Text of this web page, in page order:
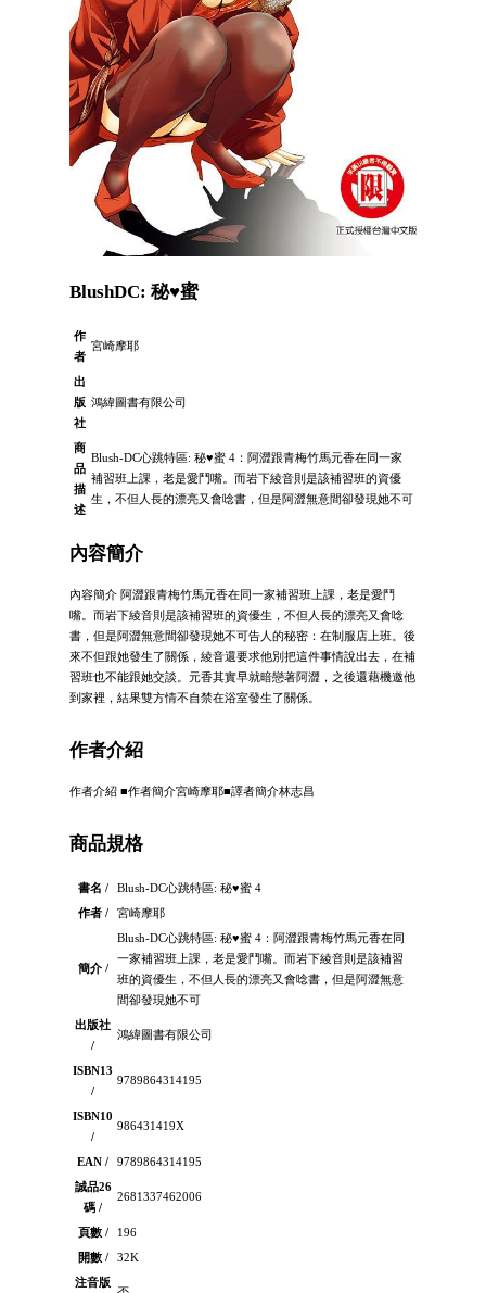
BlushDC: 秘♥蜜
作
者
宮崎摩耶
出
版
社
鴻緯圖書有限公司
商
品
描
述
Blush-DC心跳特區: 秘♥蜜 4：阿澀跟青梅竹馬元香在同一家
補習班上課，老是愛鬥嘴。而岩下綾音則是該補習班的資優
生，不但人長的漂亮又會唸書，但是阿澀無意間卻發現她不可
內容簡介
內容簡介 阿澀跟青梅竹馬元香在同一家補習班上課，老是愛鬥
嘴。而岩下綾音則是該補習班的資優生，不但人長的漂亮又會唸
書，但是阿澀無意間卻發現她不可告人的秘密：在制服店上班。後
來不但跟她發生了關係，綾音還要求他別把這件事情說出去，在補
習班也不能跟她交談。元香其實早就暗戀著阿澀，之後還藉機邀他
到家裡，結果雙方情不自禁在浴室發生了關係。
作者介紹
作者介紹 ■作者簡介宮崎摩耶■譯者簡介林志昌
商品規格
書名 /
Blush-DC心跳特區: 秘♥蜜 4
作者 /
宮崎摩耶
簡介 /
Blush-DC心跳特區: 秘♥蜜 4：阿澀跟青梅竹馬元香在同
一家補習班上課，老是愛鬥嘴。而岩下綾音則是該補習
班的資優生，不但人長的漂亮又會唸書，但是阿澀無意
間卻發現她不可
出版社
/
鴻緯圖書有限公司
ISBN13
/
9789864314195
ISBN10
/
986431419X
EAN /
9789864314195
誠品26
碼 /
2681337462006
頁數 /
196
開數 /
32K
注音版